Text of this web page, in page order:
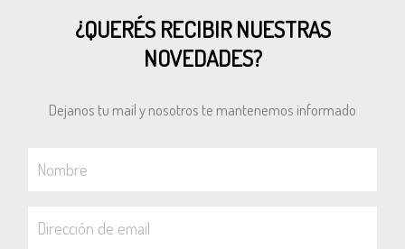
¿QUERÉS RECIBIR NUESTRAS
NOVEDADES?
Dejanos tu mail y nosotros te mantenemos informado